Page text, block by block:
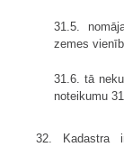
31.5.
zemes
31.6. tā
noteikumu
32. Kadastra